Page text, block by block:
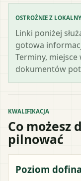
OSTROŻNIE Z
Linki poniżej
gotowa
Terminy, miejsce
dokumentów
KWALIFIKACJA
Co możesz
pilnować
Poziom